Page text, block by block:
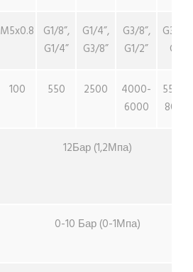
M5x0.8
G1/8”,
G1/4”
G1/4”,
G3/8”
G3/8”,
G1/2”
G3/4”,
G1”
100 550 2500
4000-
6000
5500-
8000
12Бар (1,2Мпа)
0-10 Бар (0-1Мпа)